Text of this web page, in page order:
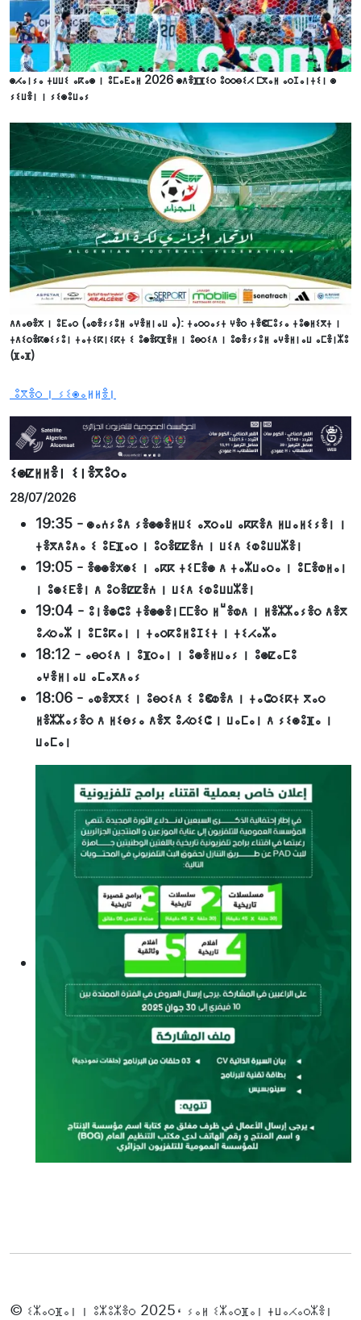
ⵙⵃⴰⵏⵢⴰ ⵜⵡⵡⵉ ⴰⴽⴰⵙ ⵏ ⵓⵎⴰⴹⴰⵍ 2026 ⵙⴷⴻⴼⴼⵉⵔ ⵓⵔⵔⴱⵉⵃ ⵎⴳⴰⵍ ⴰⵔⵊⴰⵏⵜⵉⵏ ⵙ
ⵢⵉⵡⴻⵏ ⵏ ⵢⵉⵙⵓⵡⴰⵢ
ⴷⴷⴰⴱⴻⵅ ⵏ ⵓⴹⴰⵔ (ⴰⵀⴻⵢⵢⵓⵍ ⴰⵖⴻⵍⵏⴰⵡ ⴰ): ⵜⴰⵔⵔⴰⵢⵜ ⵖⴻⵔ ⵜⴻⵞⵎⵓⵢⴰ ⵜⵓⵙⵍⵉⴳⵜ ⵏ
ⵜⴷⵉⵔⴻⴽⵙⵉⵢⵓⵏ ⵜⴰⵜⵉⴽⵏⵉⴽⵜ ⵉ ⵓⵙⴻⴽⴼⴻⵍ ⵏ ⵓⴱⵔⵉⴷ ⵏ ⵓⵀⴻⵢⵢⵓⵍ ⴰⵖⴻⵍⵏⴰⵡ ⴰⵎⴻⵏⵣⵓ
(ⴼⴰⴼ)
ⵓⴳⴻⵔ ⵏ ⵢⵉⵙⴰⵍⵍⴻⵏ
ⵉⵙⵇⵍⵍⴻⵏ ⵉⵏⴻⴳⵓⵔⴰ
28/07/2026
19:35 - ⵙⴰⵄⵢⵓⴷ ⵢⴻⵙⵙⴻⵍⵡⵉ ⴰⴳⵔⴰⵡ ⴰⴽⴽⴻⴷ ⵍⵡⴰⵍⵉⵢⴻⵏ ⵏ
ⵜⴻⴳⴷⵓⴷⴰ ⵉ ⵓⴹⴼⴰⵔ ⵏ ⵓⵔⴻⵇⵇⴻⵄ ⵏ ⵡⵉⴷ ⵉⵀⵓⵡⵡⵣⴻⵏ
19:05 - ⴻⵙⵙⴻⵅⵙⵉ ⵏ ⴰⴽⴽ ⵜⵉⵎⴻⵙ ⴷ ⵜⴰⵣⵡⴰⵔⴰ ⵏ ⵓⵎⴻⵀⵍⴰⵏ
ⵏ ⵓⵙⵉⴹⴻⵏ ⴷ ⵓⵔⴻⵇⵇⴻⵄ ⵏ ⵡⵉⴷ ⵉⵀⵓⵡⵡⵣⴻⵏ
19:04 - ⵓⵏⴻⵙⵛⵓ ⵜⴻⵙⵙⴻⵏⵎⵎⴻⵔ ⵍⵯⴻⵀⴷ ⵏ ⵍⴻⵣⵣⴰⵢⴻⵔ ⴷⴻⴳ
ⵓⵃⵔⴰⵣ ⵏ ⵓⵎⵓⴽⴰⵏ ⵏ ⵜⴰⵔⴽⵓⵍⵓⵊⵉⵜ ⵏ ⵜⵉⵃⴰⵣⴰ
18:12 - ⴰⴱⵔⵉⴷ ⵏ ⵓⴼⵔⴰⵏ ⵏ ⵓⵙⴻⵍⵡⴰⵢ ⵏ ⵓⵙⵇⴰⵎⵓ
ⴰⵖⴻⵍⵏⴰⵡ ⴰⵎⴰⴳⴷⴰⵢ
18:06 - ⴰⵀⴻⴳⴳⵉ ⵏ ⵓⴱⵔⵉⴷ ⵉ ⵓⵞⵀⴻⴷ ⵏ ⵜⴰⵛⵔⵉⴽⵜ ⴳⴰⵔ
ⵍⴻⵣⵣⴰⵢⴻⵔ ⴷ ⵍⵉⴱⵢⴰ ⴷⴻⴳ ⵓⵃⵔⵉⵛ ⵏ ⵡⴰⵎⴰⵏ ⴷ ⵢⵉⵙⵓⴼⴰ ⵏ
ⵡⴰⵎⴰⵏ
© ⵉⵣⴰⵔⴼⴰⵏ ⵏ ⵓⵣⵓⵣⴻⵔ 2025، ⵢⴰⵍ ⵉⵣⴰⵔⴼⴰⵏ ⵜⵡⴰⵃⴰⵔⵣⴻⵏ